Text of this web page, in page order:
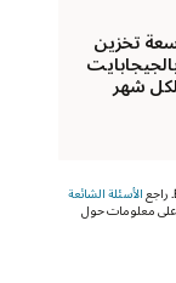
تخزين
لكل شهر
الأسئلة الشائعة
معلومات حول